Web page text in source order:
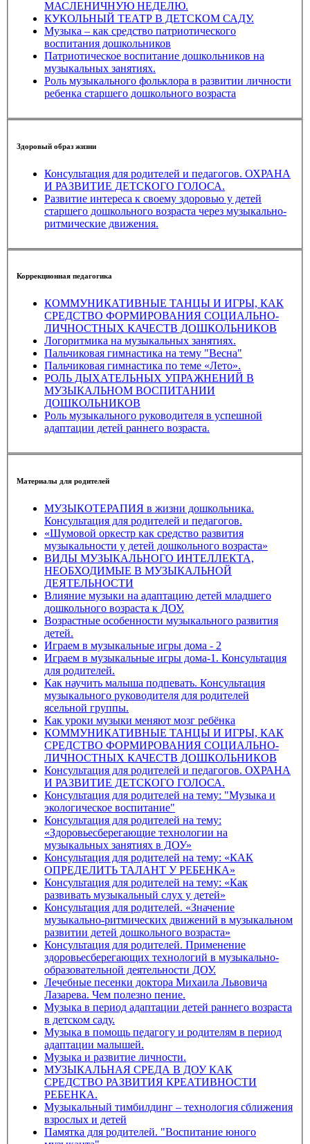
МАСЛЕНИЧНУЮ НЕДЕЛЮ.
КУКОЛЬНЫЙ ТЕАТР В ДЕТСКОМ САДУ.
Музыка – как средство патриотического
воспитания дошкольников
Патриотическое воспитание дошкольников на
музыкальных занятиях.
Роль музыкального фольклора в развитии личности
ребенка старшего дошкольного возраста
Здоровый образ жизни
Консультация для родителей и педагогов. ОХРАНА
И РАЗВИТИЕ ДЕТСКОГО ГОЛОСА.
Развитие интереса к своему здоровью у детей
старшего дошкольного возраста через музыкально-
ритмические движения.
Коррекционная педагогика
КОММУНИКАТИВНЫЕ ТАНЦЫ И ИГРЫ, КАК
СРЕДСТВО ФОРМИРОВАНИЯ СОЦИАЛЬНО-
ЛИЧНОСТНЫХ КАЧЕСТВ ДОШКОЛЬНИКОВ
Логоритмика на музыкальных занятиях.
Пальчиковая гимнастика на тему "Весна"
Пальчиковая гимнастика по теме «Лето».
РОЛЬ ДЫХАТЕЛЬНЫХ УПРАЖНЕНИЙ В
МУЗЫКАЛЬНОМ ВОСПИТАНИИ
ДОШКОЛЬНИКОВ
Роль музыкального руководителя в успешной
адаптации детей раннего возраста.
Материалы для родителей
МУЗЫКОТЕРАПИЯ в жизни дошкольника.
Консультация для родителей и педагогов.
«Шумовой оркестр как средство развития
музыкальности у детей дошкольного возраста»
ВИДЫ МУЗЫКАЛЬНОГО ИНТЕЛЛЕКТА,
НЕОБХОДИМЫЕ В МУЗЫКАЛЬНОЙ
ДЕЯТЕЛЬНОСТИ
Влияние музыки на адаптацию детей младшего
дошкольного возраста к ДОУ.
Возрастные особенности музыкального развития
детей.
Играем в музыкальные игры дома - 2
Играем в музыкальные игры дома-1. Консультация
для родителей.
Как научить малыша подпевать. Консультация
музыкального руководителя для родителей
ясельной группы.
Как уроки музыки меняют мозг ребёнка
КОММУНИКАТИВНЫЕ ТАНЦЫ И ИГРЫ, КАК
СРЕДСТВО ФОРМИРОВАНИЯ СОЦИАЛЬНО-
ЛИЧНОСТНЫХ КАЧЕСТВ ДОШКОЛЬНИКОВ
Консультация для родителей и педагогов. ОХРАНА
И РАЗВИТИЕ ДЕТСКОГО ГОЛОСА.
Консультация для родителей на тему: "Музыка и
экологическое воспитание"
Консультация для родителей на тему:
«Здоровьесберегающие технологии на
музыкальных занятиях в ДОУ»
Консультация для родителей на тему: «КАК
ОПРЕДЕЛИТЬ ТАЛАНТ У РЕБЕНКА»
Консультация для родителей на тему: «Как
развивать музыкальный слух у детей»
Консультация для родителей. «Значение
музыкально-ритмических движений в музыкальном
развитии детей дошкольного возраста»
Консультация для родителей. Применение
здоровьесберегающих технологий в музыкально-
образовательной деятельности ДОУ.
Лечебные песенки доктора Михаила Львовича
Лазарева. Чем полезно пение.
Музыка в период адаптации детей раннего возраста
в детском саду.
Музыка в помощь педагогу и родителям в период
адаптации малышей.
Музыка и развитие личности.
МУЗЫКАЛЬНАЯ СРЕДА В ДОУ КАК
СРЕДСТВО РАЗВИТИЯ КРЕАТИВНОСТИ
РЕБЕНКА.
Музыкальный тимбилдинг – технология сближения
взрослых и детей
Памятка для родителей. "Воспитание юного